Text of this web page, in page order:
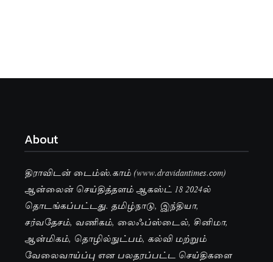
About
திராவிடன் டைம்ஸ்.காம் (www.dravidantimes.com)
ஆன்லைன் செய்தித்தளம் ஆகஸ்ட் 18 2024ல்
தொடங்கப்பட்டது. தமிழ்நாடு, இந்தியா,
சர்வதேசம், வணிகம், லைஃப்ஸ்டைல், சினிமா,
ஆன்மிகம், தொழில்நுட்பம், கல்வி மற்றும்
வேலைவாய்ப்பு என பலதரப்பட்ட செய்திகளை